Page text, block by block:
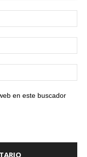
en este buscador